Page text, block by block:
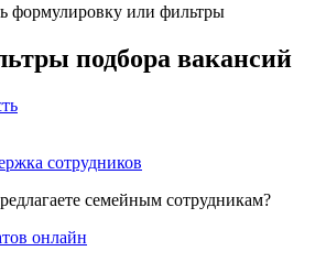
формулировку или фильтры
подбора вакансий
сотрудников
семейным сотрудникам?
онлайн